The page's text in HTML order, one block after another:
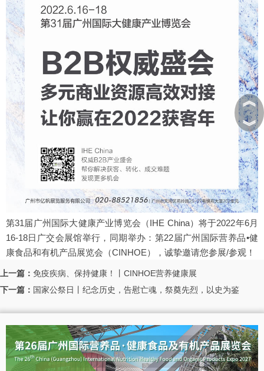
第31届广州国际大健康产业博览会（IHE China） 将于2022年6月
16-18日广交会展馆举行，同期举办： 第22届广州国际营养品•健
康食品和有机产品展览会（CINHOE）
，诚挚邀请您参展/参观！
上一篇： 免疫疾病、保持健康！丨CINHOE营养健康展
下一篇： 国家公祭日丨纪念历史，告慰亡魂，祭奠先烈，以史为鉴
︽
︾